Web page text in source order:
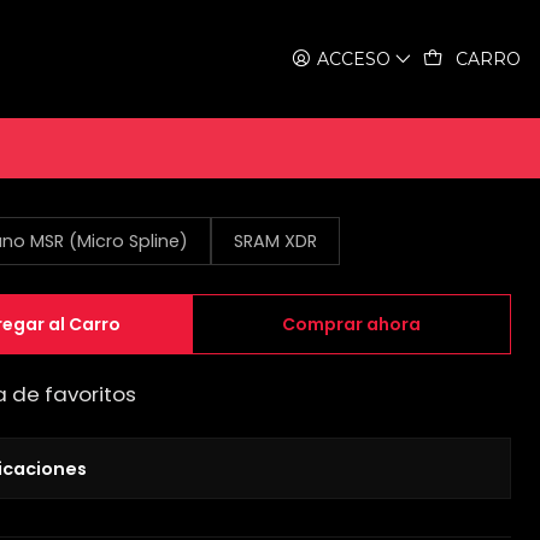
ACCESO CARRO
Marvel G35
MSR (Micro Spline) SRAM XDR
al Carro Comprar ahora
de favoritos